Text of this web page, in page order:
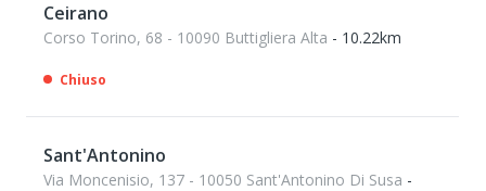
Ceirano
Corso Torino, 68 - 10090 Buttigliera Alta - 10.22km
Chiuso
Sant'Antonino
Via Moncenisio, 137 - 10050 Sant'Antonino Di Susa -